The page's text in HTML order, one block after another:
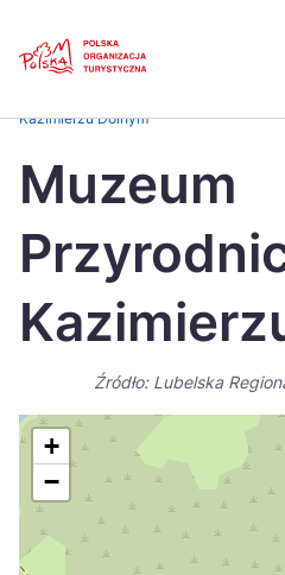
Česká
Dansk
Italiano
Nederlands
Português
Suomi
Україна
Kazimierzu Dolnym
Muzeum
Źródło: Lubelska
+
−